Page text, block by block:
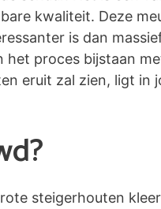
kwaliteit. Deze
is dan
het proces bijstaan
eruit zal zien, ligt in
steigerhouten